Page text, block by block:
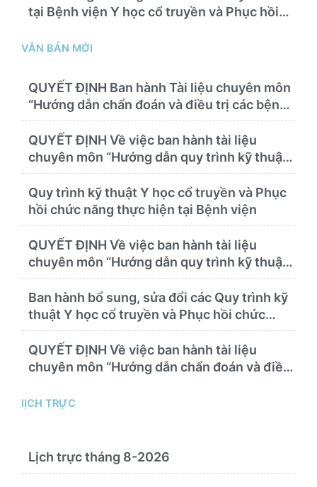
tại Bệnh viện Y học cổ truyền và Phục hồi
Danh mục hàng hóa, mẫu báo giá kèm theo)
VĂN BẢN MỚI
QUYẾT ĐỊNH Ban hành Tài liệu chuyên môn
“Hướng dẫn chẩn đoán và điều trị các bệnh
thường gặp tại Bệnh viện Y học cổ truyền và
Phục hồi chức năng Quy Nhơn”
QUYẾT ĐỊNH Về việc ban hành tài liệu
chuyên môn “Hướng dẫn quy trình kỹ thuật
về chẩn đoán hình ảnh thuộc chương Điện
quang”
Quy trình kỹ thuật Y học cổ truyền và Phục
hồi chức năng thực hiện tại Bệnh viện
QUYẾT ĐỊNH Về việc ban hành tài liệu
chuyên môn “Hướng dẫn quy trình kỹ thuật
chuyên ngành y học cổ truyền”
Ban hành bổ sung, sửa đổi các Quy trình kỹ
thuật Y học cổ truyền và Phục hồi chức
năng thực hiện tại Bệnh viện
QUYẾT ĐỊNH Về việc ban hành tài liệu
chuyên môn “Hướng dẫn chẩn đoán và điều
cổ truyền với y học hiện đại”
lỊCH TRỰC
Lịch trực tháng 8-2026